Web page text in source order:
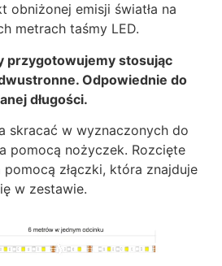
obniżonej emisji światła na
metrach taśmy LED.
przygotowujemy stosując
Odpowiednie do
długości.
skracać w wyznaczonych do
pomocą nożyczek. Rozcięte
złączki, która znajduje
w zestawie.